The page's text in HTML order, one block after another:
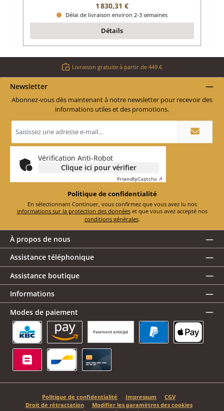
Prix régulier :
1 830,31 €
Délai de livraison environ 2-3 semaines
Détails
Livraison gratuite à partir de 449 €
Newsletter
Abonnez-vous dès maintenant à notre newsletter pour recevoir des
informations utiles et des promotions.
e-
*
Vérification Anti-Robot
Clique ici pour vérifier
FriendlyCaptcha ⇗
Politique de confidentialité
En sélectionnant Continuer, vous confirmez que vous avez lu nos
informations sur la protection des données
et que vous avez accepté nos
conditions générales.
À propos de nous
Assistance téléphonique
Assistance boutique
Informations
Modes de paiement
Paiement anticipé
KBC/CBC Payment Button
Amazon Pay
Politique de confidentialité Impressum
CGV
Droit de rétractation
Modifier les paramètres des cookies